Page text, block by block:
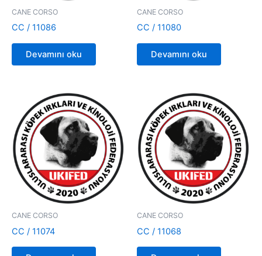
CANE CORSO
CC / 11086
Devamını oku
CANE CORSO
CC / 11080
Devamını oku
CANE CORSO
CC / 11074
CANE CORSO
CC / 11068